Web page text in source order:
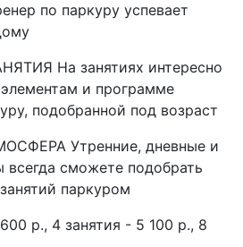
по паркуру успевает
На занятиях интересно
и программе
подобранной под возраст
Утренние, дневные и
всегда сможете подобрать
паркуром
р., 4 занятия - 5 100 р.,​ 8